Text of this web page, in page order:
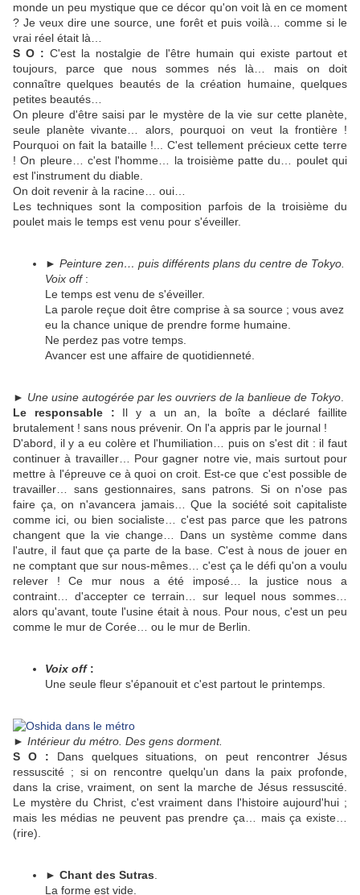
monde un peu mystique que ce décor qu'on voit là en ce moment
? Je veux dire une source, une forêt et puis voilà… comme si le
vrai réel était là…
S O : C'est la nostalgie de l'être humain qui existe partout et
toujours, parce que nous sommes nés là… mais on doit
connaître quelques beautés de la création humaine, quelques
petites beautés…
On pleure d'être saisi par le mystère de la vie sur cette planète,
seule planète vivante… alors, pourquoi on veut la frontière !
Pourquoi on fait la bataille !... C'est tellement précieux cette terre
! On pleure… c'est l'homme… la troisième patte du… poulet qui
est l'instrument du diable.
On doit revenir à la racine… oui…
Les techniques sont la composition parfois de la troisième du
poulet mais le temps est venu pour s'éveiller.
► Peinture zen… puis différents plans du centre de Tokyo.
Voix off:
Le temps est venu de s'éveiller.
La parole reçue doit être comprise à sa source ; vous avez
eu la chance unique de prendre forme humaine.
Ne perdez pas votre temps.
Avancer est une affaire de quotidienneté.
► Une usine autogérée par les ouvriers de la banlieue de Tokyo
Le responsable : Il y a un an, la boîte a déclaré faillite
brutalement ! sans nous prévenir. On l'a appris par le journal !
D'abord, il y a eu colère et l'humiliation… puis on s'est dit : il faut
continuer à travailler… Pour gagner notre vie, mais surtout pour
mettre à l'épreuve ce à quoi on croit. Est-ce que c'est possible de
travailler… sans gestionnaires, sans patrons. Si on n'ose pas
faire ça, on n'avancera jamais… Que la société soit capitaliste
comme ici, ou bien socialiste… c'est pas parce que les patrons
changent que la vie change… Dans un système comme dans
l'autre, il faut que ça parte de la base. C'est à nous de jouer en
ne comptant que sur nous-mêmes… c'est ça le défi qu'on a voulu
relever ! Ce mur nous a été imposé… la justice nous a
contraint… d'accepter ce terrain… sur lequel nous sommes…
alors qu'avant, toute l'usine était à nous. Pour nous, c'est un peu
comme le mur de Corée… ou le mur de Berlin.
Voix off:
Une seule fleur s'épanouit et c'est partout le printemps.
► Intérieur du métro. Des gens dorment.
S O : Dans quelques situations, on peut rencontrer Jésus
ressuscité ; si on rencontre quelqu'un dans la paix profonde,
dans la crise, vraiment, on sent la marche de Jésus ressuscité.
Le mystère du Christ, c'est vraiment dans l'histoire aujourd'hui ;
mais les médias ne peuvent pas prendre ça… mais ça existe…
(rire).
► Chant des Sutras
La forme est vide.